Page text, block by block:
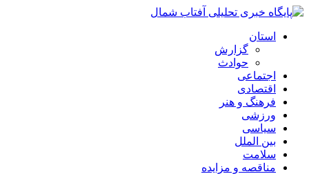
استان
گزارش
حوادث
اجتماعی
اقتصادی
فرهنگ و هنر
ورزشی
سیاسی
بین الملل
سلامت
مناقصه و مزایده